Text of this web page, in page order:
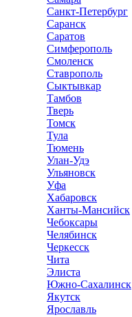
Санкт-Петербург
Саранск
Саратов
Симферополь
Смоленск
Ставрополь
Сыктывкар
Тамбов
Тверь
Томск
Тула
Тюмень
Улан-Удэ
Ульяновск
Уфа
Хабаровск
Ханты-Мансийск
Чебоксары
Челябинск
Черкесск
Чита
Элиста
Южно-Сахалинск
Якутск
Ярославль